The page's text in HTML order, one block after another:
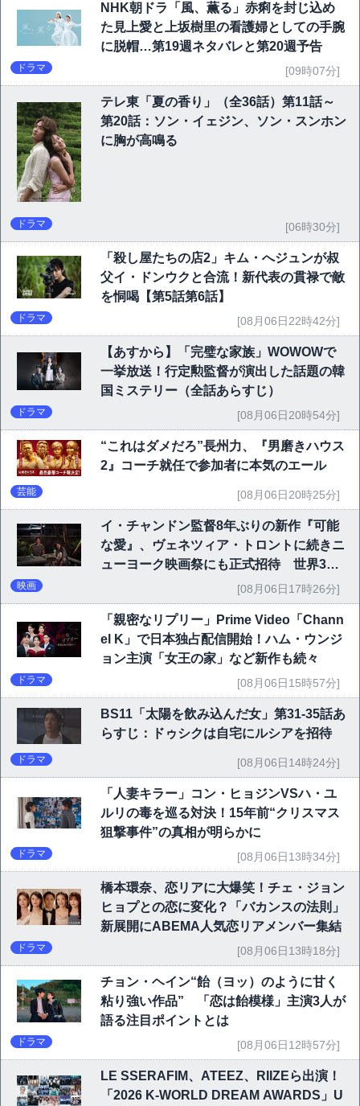
NHK朝ドラ「風、薫る」赤痢を封じ込め
た見上愛と上坂樹里の看護婦としての手腕
に脱帽…第19週ネタバレと第20週予告
ドラマ [09時07分]
テレ東「夏の香り」（全36話）第11話～
第20話：ソン・イェジン、ソン・スンホン
に胸が高鳴る
ドラマ [06時30分]
「殺し屋たちの店2」キム・へジュンが叔
父イ・ドンウクと合流！新代表の貫禄で敵
を恫喝【第5話第6話】
ドラマ [08月06日22時42分]
【あすから】「完璧な家族」WOWOWで
一挙放送！行定勲監督が演出した話題の韓
国ミステリー（全話あらすじ）
ドラマ [08月06日20時54分]
“これはダメだろ”長州力、『男磨きハウス
2』コーチ就任で参加者に本気のエール
芸能 [08月06日20時25分]
イ・チャンドン監督8年ぶりの新作『可能
な愛』、ヴェネツィア・トロントに続きニ
ューヨーク映画祭にも正式招待 世界3大
映画祭で快挙｜Netflix映画
映画 [08月06日17時26分]
「親密なリプリー」Prime Video「Chann
el K」で日本独占配信開始！ハム・ウンジ
ョン主演「女王の家」など新作も続々
ドラマ [08月06日15時57分]
BS11「太陽を飲み込んだ女」第31-35話あ
らすじ：ドゥシクは自宅にルシアを招待
ドラマ [08月06日14時24分]
「人妻キラー」コン・ヒョジンVSハ・ユ
ルリの毒を巡る対決！15年前“クリスマス
狙撃事件”の真相が明らかに
ドラマ [08月06日13時34分]
橋本環奈、恋リアに大爆笑！チェ・ジョン
ヒョプとの恋に変化？「バカンスの法則」
新展開にABEMA人気恋リアメンバー集結
ドラマ [08月06日13時18分]
チョン・ヘイン“飴（ヨッ）のように甘く
粘り強い作品” 「恋は飴模様」主演3人が
語る注目ポイントとは
ドラマ [08月06日12時57分]
LE SSERAFIM、ATEEZ、RIIZEら出演！
「2026 K-WORLD DREAM AWARDS」U